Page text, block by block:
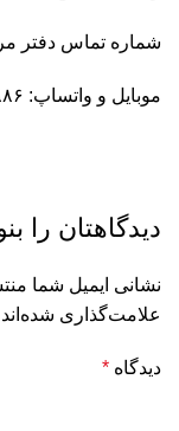
شماره تماس دفتر
موبایل و واتساپ:
دیدگاهتان را
نشانی ایمیل شما
علامت‌گذاری شده‌اند
دیدگاه *